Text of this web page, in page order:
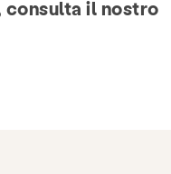
consulta il nostro